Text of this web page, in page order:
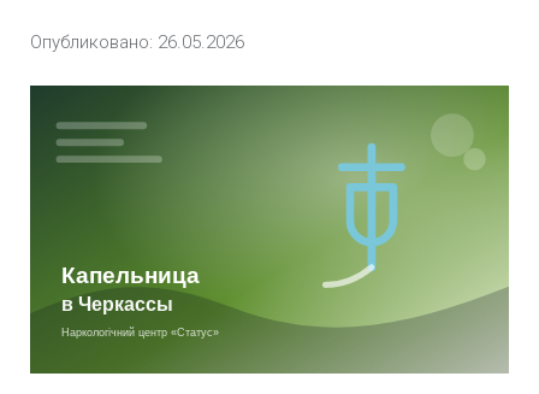
Капельница от запоя на дому в Черкассах
Капельница от алкоголя на дому в Черкассах
Опубликовано: 26.05.2026